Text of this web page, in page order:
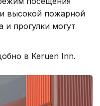
высокой пожарной
и прогулки могут
в Keruen Inn.